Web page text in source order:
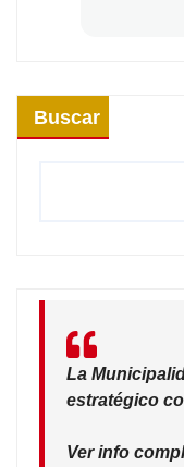
Buscar
La
estratégico
Ver info